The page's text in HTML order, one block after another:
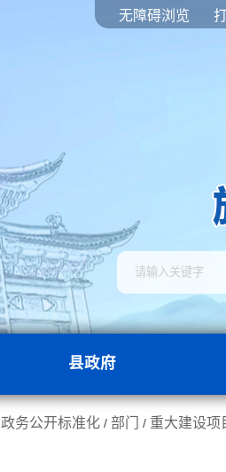
无障碍浏览
县政府
政务公开标准化 / 部门 / 重大建设项